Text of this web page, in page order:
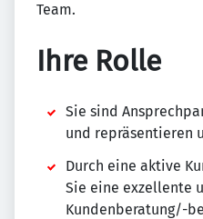
Team.
Ihre Rolle
Sie sind
und repräsentieren
Durch eine aktive
Sie eine exzellente
Kundenberatung/-